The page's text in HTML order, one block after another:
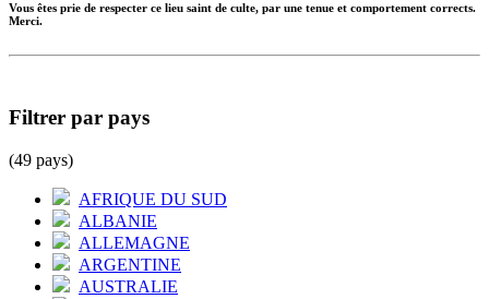
Vous êtes prie de respecter ce lieu saint de culte, par une tenue et comportement corrects.
Merci.
Filtrer par pays
(49 pays)
AFRIQUE DU SUD
ALBANIE
ALLEMAGNE
ARGENTINE
AUSTRALIE